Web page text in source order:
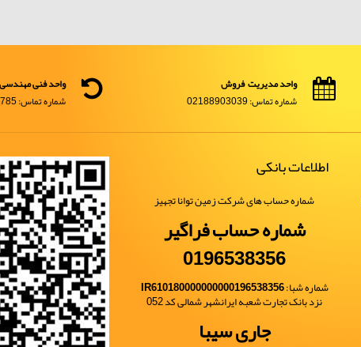
واحد مدیریت فروش
شماره تماس: 02188903039
واحد فنی مهندسی
شماره تماس: 02188901785
اطلاعات بانکی
شماره حساب های شرکت زمین توانا تجهیز
شماره حساب فراگیر
0196538356
شماره شبا:IR610180000000000196538356
نزد بانک تجارت شعبه ایرانشهر شمالی کد 052
جاری سیبا